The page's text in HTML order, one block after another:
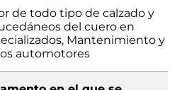
de todo tipo de calzado y
del cuero en
Mantenimiento y
automotores